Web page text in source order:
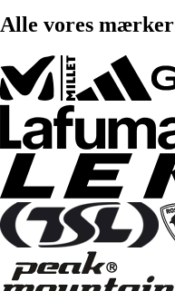
Alle vores mærker